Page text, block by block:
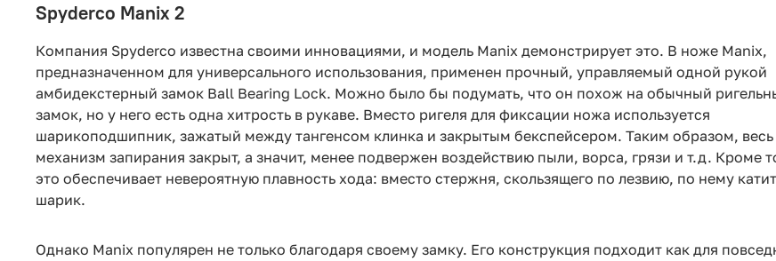
Spyderco Manix 2
Компания Spyderco известна своими инновациями, и модель Manix демонстрирует это. В ноже Manix,
предназначенном для универсального использования, применен прочный, управляемый одной рукой
амбидекстерный замок Ball Bearing Lock. Можно было бы подумать, что он похож на обычный
замок, но у него есть одна хитрость в рукаве. Вместо ригеля для фиксации ножа используется
шарикоподшипник, зажатый между тангенсом клинка и закрытым бекспейсером. Таким образом, весь
механизм запирания закрыт, а значит, менее подвержен воздействию пыли, ворса, грязи и т.д. Кроме
это обеспечивает невероятную плавность хода: вместо стержня, скользящего по лезвию, по нему
шарик.
Однако Manix популярен не только благодаря своему замку. Его конструкция подходит как для